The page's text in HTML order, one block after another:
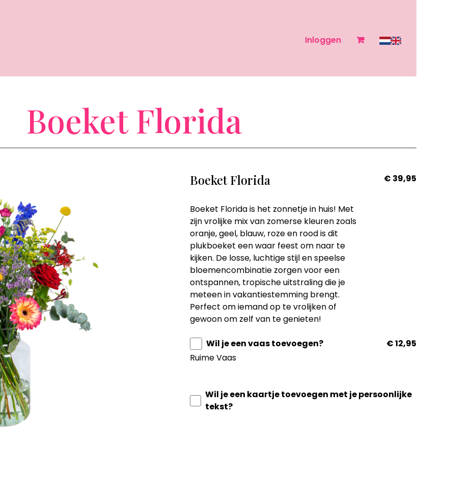
Inloggen
Boeket Florida
Boeket Florida
Boeket Florida is het zonnetje in huis! Met
zijn vrolijke mix van zomerse kleuren zoals
oranje, geel, blauw, roze en rood is dit
plukboeket een waar feest om naar te
kijken. De losse, luchtige stijl en speelse
bloemencombinatie zorgen voor een
ontspannen, tropische uitstraling die je
meteen in vakantiestemming brengt.
Perfect om iemand op te vrolijken of
gewoon om zelf van te genieten!
€ 39,95
Wil je een vaas toevoegen?
Ruime Vaas
€ 12,95
Wil je een kaartje toevoegen met je persoonlijke
tekst?